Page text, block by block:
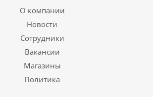
О компании
Новости
Сотрудники
Вакансии
Магазины
Политика